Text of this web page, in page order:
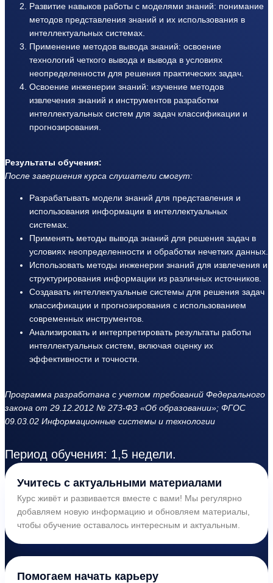
Развитие навыков работы с моделями знаний: понимание
методов представления знаний и их использования в
интеллектуальных системах.
Применение методов вывода знаний: освоение
технологий четкого вывода и вывода в условиях
неопределенности для решения практических задач.
Освоение инженерии знаний: изучение методов
извлечения знаний и инструментов разработки
интеллектуальных систем для задач классификации и
прогнозирования.
Результаты обучения:
После завершения курса слушатели смогут:
Разрабатывать модели знаний для представления и
использования информации в интеллектуальных
системах.
Применять методы вывода знаний для решения задач в
условиях неопределенности и обработки нечетких данных.
Использовать методы инженерии знаний для извлечения и
структурирования информации из различных источников.
Создавать интеллектуальные системы для решения задач
классификации и прогнозирования с использованием
современных инструментов.
Анализировать и интерпретировать результаты работы
интеллектуальных систем, включая оценку их
эффективности и точности.
Программа разработана с учетом требований Федерального
закона от 29.12.2012 № 273-ФЗ «Об образовании»; ФГОС
09.03.02 Информационные системы и технологии
Период обучения: 1,5 недели.
Учитесь с актуальными материалами
Курс живёт и развивается вместе с вами! Мы регулярно
добавляем новую информацию и обновляем материалы,
чтобы обучение оставалось интересным и актуальным.
Помогаем начать карьеру